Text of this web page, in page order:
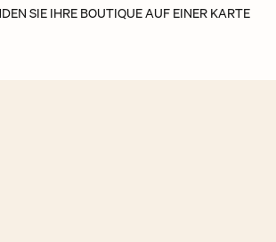
SIE IHRE BOUTIQUE AUF EINER KARTE